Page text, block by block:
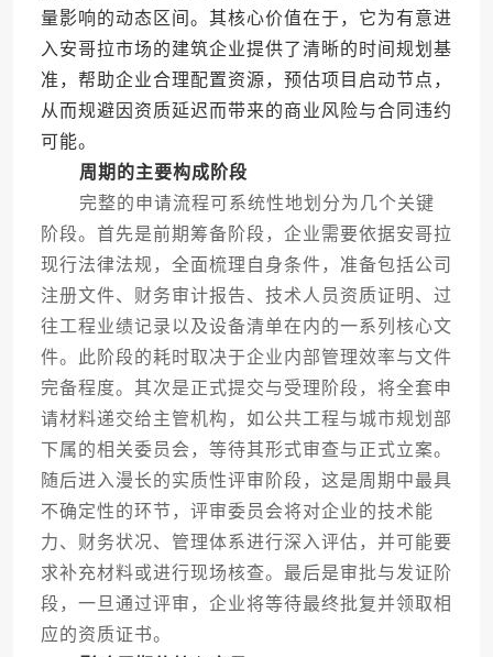
量影响的动态区间。其核心价值在于，它为有意进
入安哥拉市场的建筑企业提供了清晰的时间规划基
准，帮助企业合理配置资源，预估项目启动节点，
从而规避因资质延迟而带来的商业风险与合同违约
可能。
周期的主要构成阶段
完整的申请流程可系统性地划分为几个关键
阶段。首先是前期筹备阶段，企业需要依据安哥拉
现行法律法规，全面梳理自身条件，准备包括公司
注册文件、财务审计报告、技术人员资质证明、过
往工程业绩记录以及设备清单在内的一系列核心文
件。此阶段的耗时取决于企业内部管理效率与文件
完备程度。其次是正式提交与受理阶段，将全套申
请材料递交给主管机构，如公共工程与城市规划部
下属的相关委员会，等待其形式审查与正式立案。
随后进入漫长的实质性评审阶段，这是周期中最具
不确定性的环节，评审委员会将对企业的技术能
力、财务状况、管理体系进行深入评估，并可能要
求补充材料或进行现场核查。最后是审批与发证阶
段，一旦通过评审，企业将等待最终批复并领取相
应的资质证书。